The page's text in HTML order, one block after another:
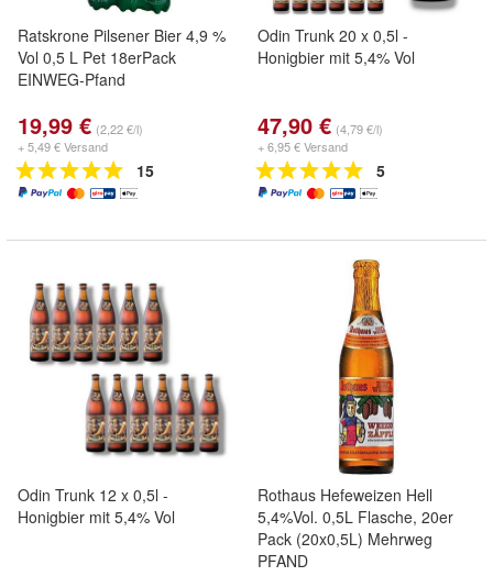
Ratskrone Pilsener Bier 4,9 %
Vol 0,5 L Pet 18erPack
EINWEG-Pfand
19,99 € (2,22 €/l)
+ 5,49 € Versand
15
Odin Trunk 20 x 0,5l -
Honigbier mit 5,4% Vol
47,90 € (4,79 €/l)
+ 6,95 € Versand
5
Odin Trunk 12 x 0,5l -
Honigbier mit 5,4% Vol
Rothaus Hefeweizen Hell
5,4%Vol. 0,5L Flasche, 20er
Pack (20x0,5L) Mehrweg
PFAND